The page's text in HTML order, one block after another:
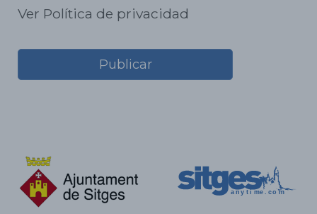
Ver Política de privacidad